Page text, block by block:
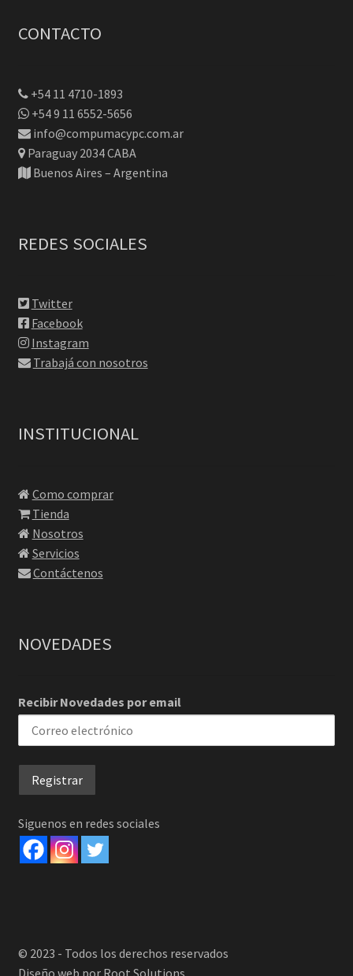
CONTACTO
+54 11 4710-1893
+54 9 11 6552-5656
info@compumacypc.com.ar
Paraguay 2034 CABA
Buenos Aires – Argentina
REDES SOCIALES
Twitter
Facebook
Instagram
Trabajá con nosotros
INSTITUCIONAL
Como comprar
Tienda
Nosotros
Servicios
Contáctenos
NOVEDADES
Recibir Novedades por email
Siguenos en redes sociales
© 2023 - Todos los derechos reservados